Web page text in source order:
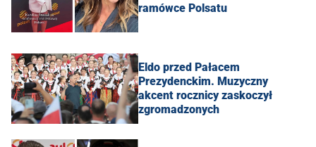
ramówce Polsatu
Eldo przed Pałacem
Prezydenckim. Muzyczny
akcent rocznicy zaskoczył
zgromadzonych